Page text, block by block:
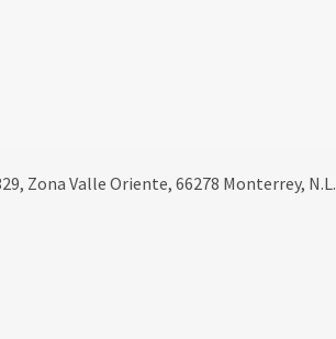
Zona Valle Oriente, 66278 Monterrey, N.L.